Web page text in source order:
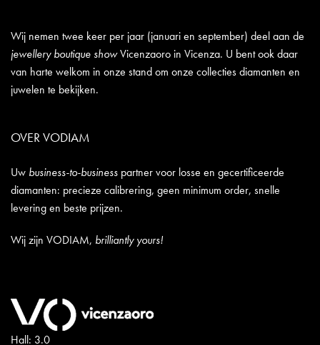
Wij nemen twee keer per jaar (januari en september) deel aan de
jewellery boutique showVicenzaoro in Vicenza. U bent ook daar
van harte welkom in onze stand om onze collecties diamanten en
juwelen te bekijken.
OVER VODIAM
Uw business-to-business partner voor losse en gecertificeerde
diamanten: precieze calibrering, geen minimum order, snelle
levering en beste prijzen.
Wij zijn VODIAM, brilliantly yours!
Hall: 3.0